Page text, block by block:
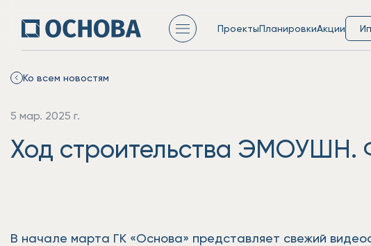
ПроектыПланировкиАкции
Ко всем новостям
5 мар. 2025 г.
Ход строительства ЭМОУШН.
В начале марта ГК «Основа» представляет свежий